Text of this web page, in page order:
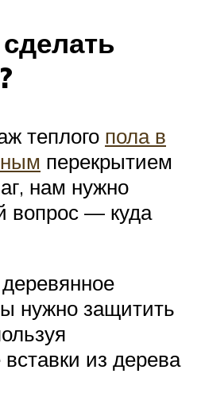
теплого пола в
перекрытием
нам нужно
вопрос — куда
нужно защитить
из дерева